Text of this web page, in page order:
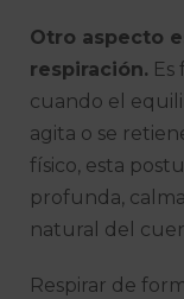
Otro aspecto
respiración.
cuando el
agita o se
físico, esta
profunda,
natural del
Respirar de